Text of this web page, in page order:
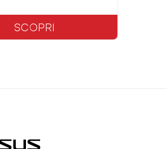
SCOPRI